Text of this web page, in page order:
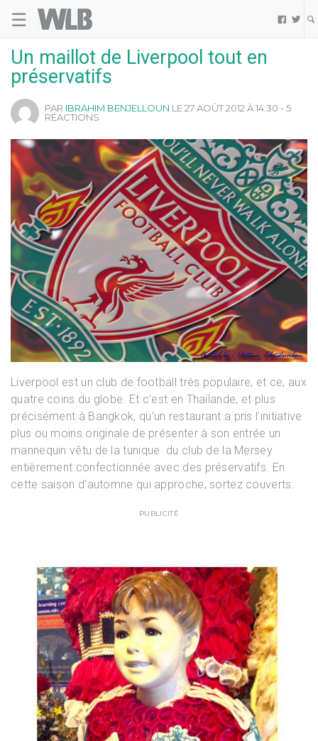
☰  
Un maillot de Liverpool tout en
préservatifs
PAR IBRAHIM BENJELLOUN LE 27 AOÛT 2012 À 14:30 - 5
RÉACTIONS
Liverpool est un club de football très populaire, et ce, aux
quatre coins du globe. Et c’est en Thaïlande, et plus
précisément à Bangkok, qu’un restaurant a pris l’initiative
plus ou moins originale de présenter à son entrée un
mannequin vêtu de la tunique du club de la Mersey
entièrement confectionnée avec des préservatifs. En
cette saison d’automne qui approche, sortez couverts.
PUBLICITÉ